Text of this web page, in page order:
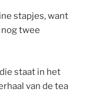
stapjes, want
twee
staat in het
van de tea